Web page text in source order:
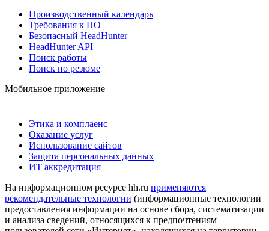
Производственный календарь
Требования к ПО
Безопасный HeadHunter
HeadHunter API
Поиск работы
Поиск по резюме
Мобильное приложение
Этика и комплаенс
Оказание услуг
Использование сайтов
Защита персональных данных
ИТ аккредитация
На информационном ресурсе hh.ru применяются
рекомендательные технологии (информационные технологии
предоставления информации на основе сбора, систематизации
и анализа сведений, относящихся к предпочтениям